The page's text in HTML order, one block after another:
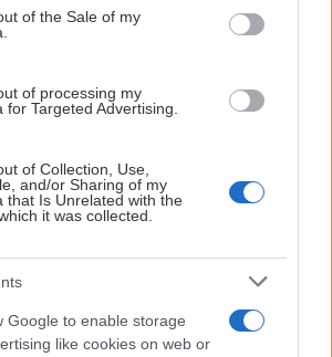
of the Sale of my
of processing my
for Targeted Advertising.
of Collection, Use,
and/or Sharing of my
that Is Unrelated with the
it was collected.
Google to enable storage
like cookies on web or
LAST NED APPEN HER